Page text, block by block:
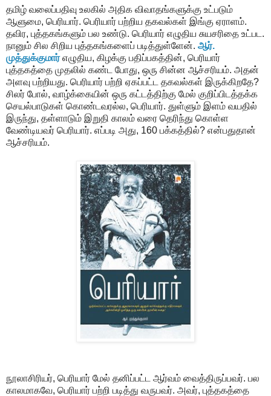
தமிழ் வலைப்பதிவு உலகில் அதிக விவாதங்களுக்கு உட்படும்
ஆளுமை, பெரியார். பெரியார் பற்றிய தகவல்கள் இங்கு ஏராளம்.
தவிர, புத்தகங்களும் பல உண்டு. பெரியார் எழுதிய சுயசரிதை உட்பட.
நானும் சில சிறிய புத்தகங்களைப் படித்துள்ளேன். ஆர்.
முத்துக்குமார்எழுதிய, கிழக்கு பதிப்பகத்தின், பெரியார்
புத்தகத்தை முதலில் கண்ட போது, ஒரு சின்ன ஆச்சரியம். அதன்
அளவு பற்றியது. பெரியார் பற்றி ஏகப்பட்ட தகவல்கள் இருக்கிறதே?
சிலர் போல், வாழ்க்கையின் ஒரு கட்டத்திற்கு மேல் குறிப்பிடத்தக்க
செயல்பாடுகள் கொண்டவரல்ல, பெரியார். துள்ளும் இளம் வயதில்
இருந்து, தள்ளாடும் இறுதி காலம் வரை தெரிந்து கொள்ள
வேண்டியவர் பெரியார். எப்படி அது, 160 பக்கத்தில்? என்பதுதான்
ஆச்சரியம்.
நூலாசிரியர், பெரியார் மேல் தனிப்பட்ட ஆர்வம் வைத்திருப்பவர். பல
காலமாகவே, பெரியார் பற்றி படித்து வருபவர். அவர், புத்தகத்தை